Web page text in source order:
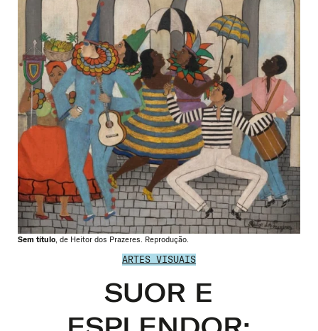
Sem título , de Heitor dos Prazeres. Reprodução.
ARTES VISUAIS
SUOR E